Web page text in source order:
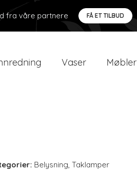
fra våre partnere FÅ ET TILBUD
Vaser Møbler
Belysning, Taklamper